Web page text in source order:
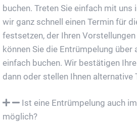
buchen. Treten Sie einfach mit uns
wir ganz schnell einen Termin für
festsetzen, der Ihren
können Sie die Entrümpelung
einfach buchen. Wir bestätigen
dann oder stellen Ihnen alternative
Ist eine Entrümpelung auch
möglich?